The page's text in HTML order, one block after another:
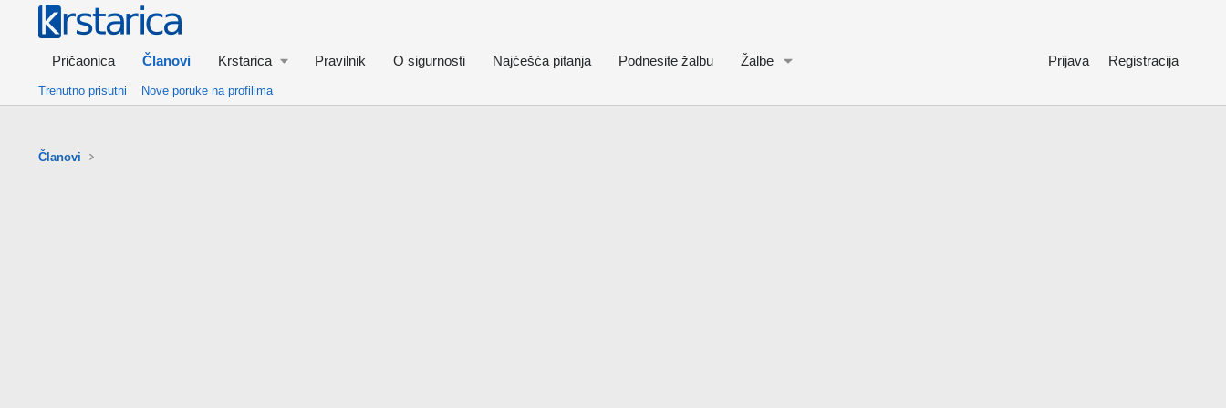
Pričaonica Članovi Krstarica Pravilnik O sigurnosti Najćešća pitanja Podnesite žalbu Žalbe Prijava Registracija
Trenutno prisutni Nove poruke na profilima
Članovi